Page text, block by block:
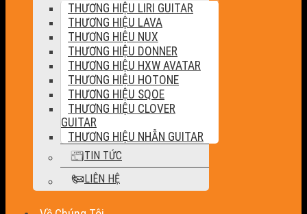
THƯƠNG HIỆU LIRI GUITAR
THƯƠNG HIỆU LAVA
THƯƠNG HIỆU NUX
THƯƠNG HIỆU DONNER
THƯƠNG HIỆU HXW AVATAR
THƯƠNG HIỆU HOTONE
THƯƠNG HIỆU SQOE
THƯƠNG HIỆU CLOVER
GUITAR
THƯƠNG HIỆU NHẪN GUITAR
TIN TỨC
LIÊN HỆ